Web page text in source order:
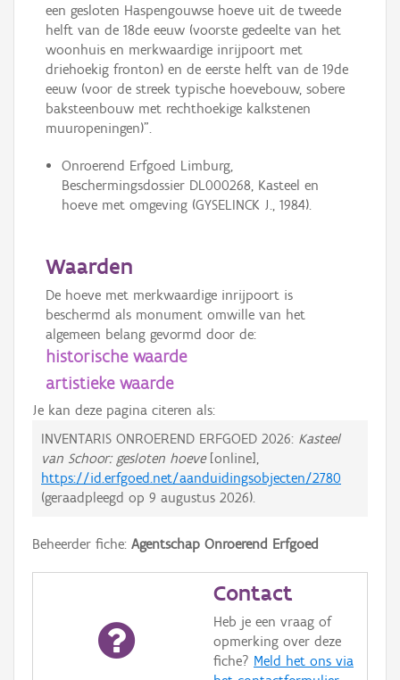
een gesloten Haspengouwse hoeve uit de tweede
helft van de 18de eeuw (voorste gedeelte van het
woonhuis en merkwaardige inrijpoort met
driehoekig fronton) en de eerste helft van de 19de
eeuw (voor de streek typische hoevebouw, sobere
baksteenbouw met rechthoekige kalkstenen
muuropeningen)".
Onroerend Erfgoed Limburg,
Beschermingsdossier DL000268, Kasteel en
hoeve met omgeving (GYSELINCK J., 1984).
Waarden
De hoeve met merkwaardige inrijpoort is
beschermd als monument omwille van het
algemeen belang gevormd door de:
historische waarde
artistieke waarde
Je kan deze pagina citeren als:
INVENTARIS ONROEREND ERFGOED 2026: Kasteel
van Schoor: gesloten hoeve[online],
https://id.erfgoed.net/aanduidingsobjecten/2780
(geraadpleegd op 9 augustus 2026).
Beheerder fiche: Agentschap Onroerend Erfgoed
Contact
Heb je een vraag of
opmerking over deze
fiche? Meld het ons via